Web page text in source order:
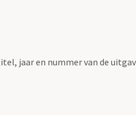
jaar en nummer van de